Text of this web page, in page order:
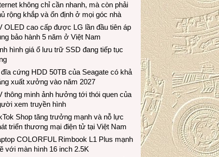
không chỉ cần nhanh, mà còn phải
rộng khắp và ổn định ở mọi góc nhà
OLED cao cấp được LG lần đầu tiên áp
bảo hành 5 năm ở Việt Nam
hình giá ổ lưu trữ SSD đang tiếp tục
cứng HDD 50TB của Seagate có khả
xuất xưởng vào năm 2027
thông minh ảnh hưởng tới thói quen của
xem truyền hình
Shop tăng trưởng mạnh và nỗ lực
triển thương mại điện tử tại Việt Nam
COLORFUL Rimbook L1 Plus mạnh
với màn hình 16 inch 2.5K